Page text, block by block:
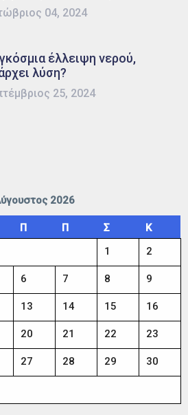
04, 2024
έλλειψη νερού,
λύση?
25, 2024
2026
Π Π Σ
Κ
1
2
6 7 8 9
13 14 15 16
20 21 22 23
27 28 29 30